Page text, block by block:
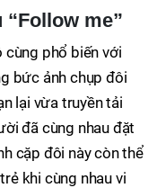
“Follow me”
phổ biến với
bức ảnh chụp đôi
lại vừa truyền tải
đã cùng nhau đặt
cặp đôi này còn thể
khi cùng nhau vi